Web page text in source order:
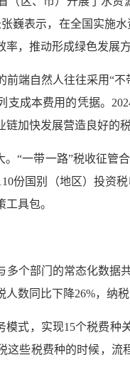
巍表示，在全国实施
率，推动形成绿色发展
前端自然人往往采用“
支成本费用的凭据。
加快发展营造良好的
。“一带一路”税收征管
份国别（地区）投资
具包。
多个部门的常态化数
数同比下降26%，纳
模式，实现15个税费
这些税费种的时候，